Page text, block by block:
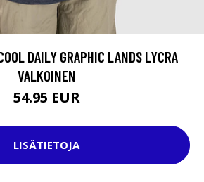
DAILY GRAPHIC LANDS LYCRA
VALKOINEN
54.95 EUR
LISÄTIETOJA